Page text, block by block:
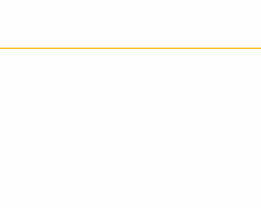
量を小皿に取り、スプーンで撹はん